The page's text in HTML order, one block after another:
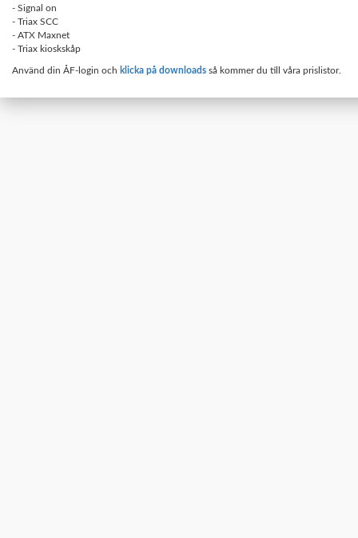
- Signal on
- Triax SCC
- ATX Maxnet
- Triax kioskskåp
Använd din ÅF-login och klicka på downloads så kommer du till våra prislistor.